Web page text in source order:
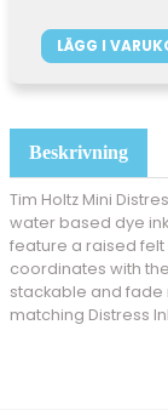
Beskrivning
Tim Holtz Mini
water based dye
feature a raised felt
coordinates with
stackable and fade
matching Distress
LÄGG I